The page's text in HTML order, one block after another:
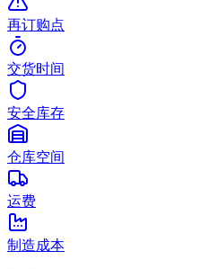
再订购点
交货时间
安全库存
仓库空间
运费
制造成本